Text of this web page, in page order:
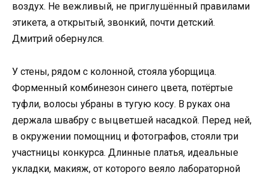
воздух. Не вежливый, не приглушённый правилами
этикета, а открытый, звонкий, почти детский.
Дмитрий обернулся.
У стены, рядом с колонной, стояла уборщица.
Форменный комбинезон синего цвета, потёртые
туфли, волосы убраны в тугую косу. В руках она
держала швабру с выцветшей насадкой. Перед ней,
в окружении помощниц и фотографов, стояли три
участницы конкурса. Длинные платья, идеальные
укладки, макияж, от которого веяло лабораторной